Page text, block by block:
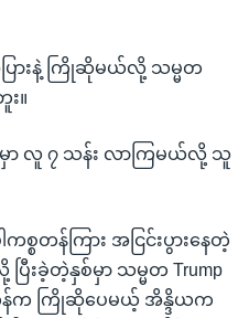
ားနဲ့ ကြိုဆိုမယ်လို့ သမ္မတ
း။
ာ လူ ၇ သန်း လာကြမယ်လို့ သူ
စတန်ကြား အငြင်းပွားနေတဲ့
ြီးခဲ့တဲ့နှစ်မှာ သမ္မတ Trump
န်က ကြိုဆိုပေမယ့် အိန္ဒိယက